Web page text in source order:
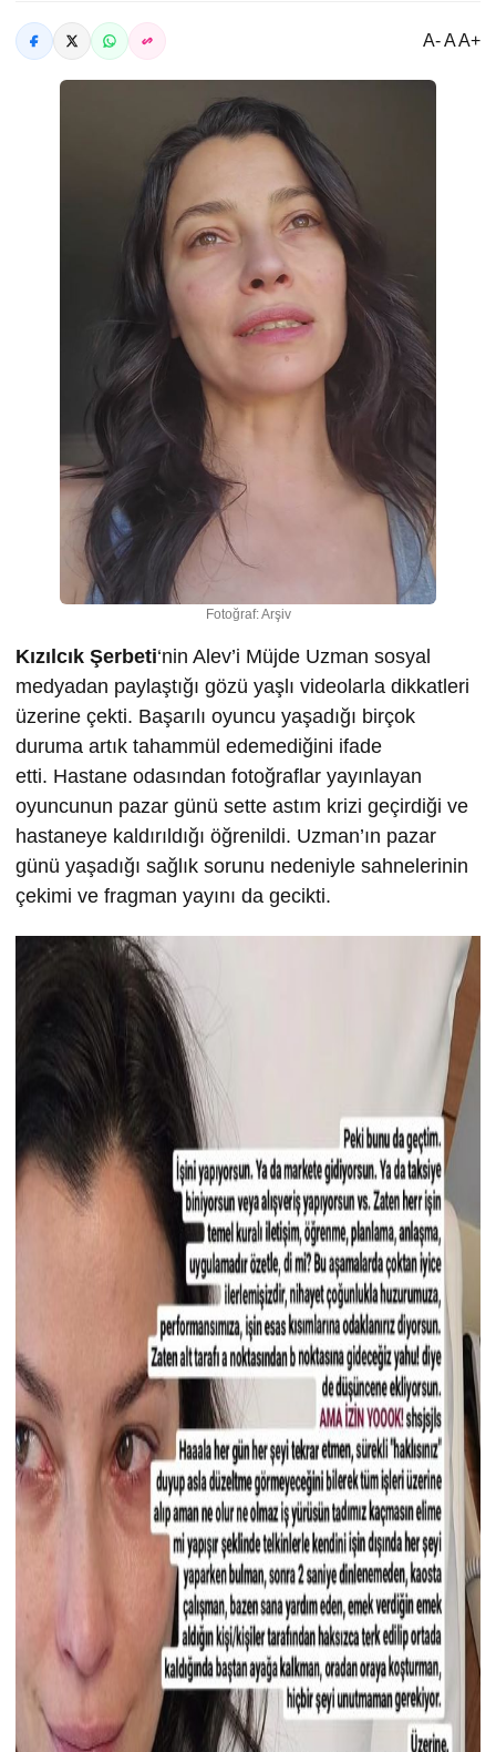
A- A A+
Fotoğraf: Arşiv
Kızılcık Şerbeti‘nin Alev’i Müjde Uzman sosyal
medyadan paylaştığı gözü yaşlı videolarla dikkatleri
üzerine çekti. Başarılı oyuncu yaşadığı birçok
duruma artık tahammül edemediğini ifade
etti. Hastane odasından fotoğraflar yayınlayan
oyuncunun pazar günü sette astım krizi geçirdiği ve
hastaneye kaldırıldığı öğrenildi. Uzman’ın pazar
günü yaşadığı sağlık sorunu nedeniyle sahnelerinin
çekimi ve fragman yayını da gecikti.